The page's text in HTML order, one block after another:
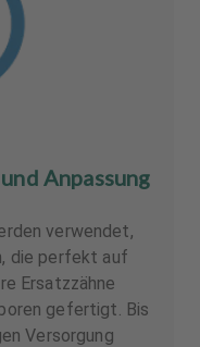
Anpassung
verwendet,
die perfekt auf
Ersatzzähne
gefertigt. Bis
Versorgung